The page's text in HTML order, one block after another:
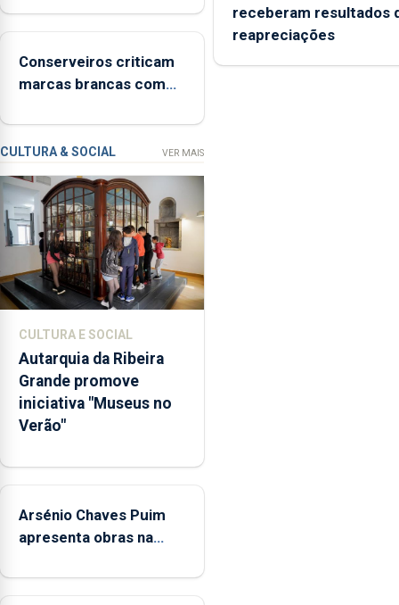
de
Ser”
a
prevenção
primária
da
violência
doméstica,
através
da
promoção
competências
pessoais,
emocionais
e
sociais
das
Conserveiros criticam
marcas brancas com
CULTURA & SOCIAL VER MAIS
CULTURA E SOCIAL
Autarquia da Ribeira
Grande promove
iniciativa "Museus no
Verão"
Arsénio Chaves Puim
apresenta obras na
Porto
receberam resultados
reapreciações